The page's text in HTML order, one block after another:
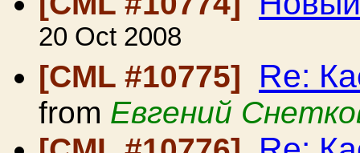
20 Oct 2008
[CML #10775]
Re:
from Евгений